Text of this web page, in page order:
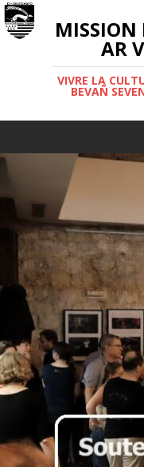
MISSION
AR
VIVRE LA
BEVAÑ